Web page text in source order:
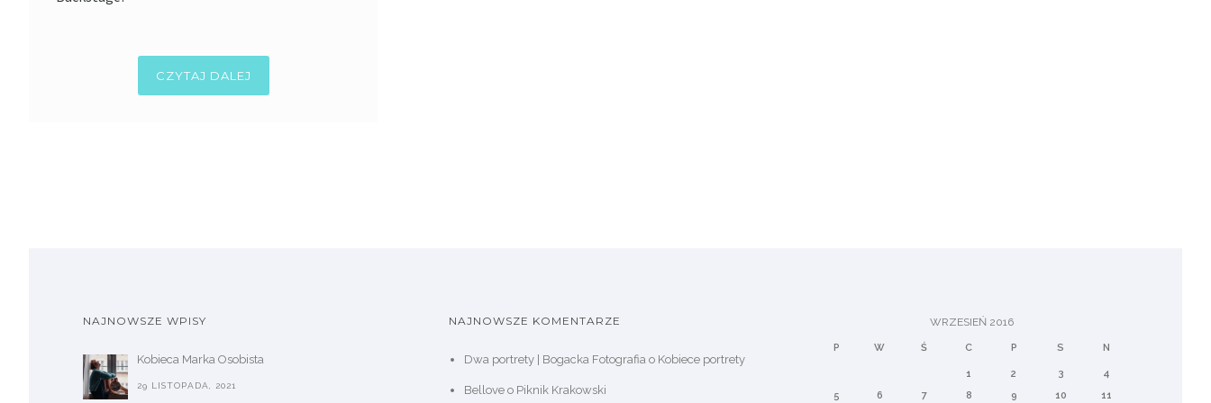
CZYTAJ DALEJ
NAJNOWSZE WPISY
Kobieca Marka Osobista
29 LISTOPADA, 2021
NAJNOWSZE KOMENTARZE
Dwa portrety | Bogacka Fotografiao Kobiece portrety
Belloveo Piknik Krakowski
WRZESIEŃ 2016
P W Ś C P S N
1 2 3
4
5
6 7 8 9 10 11